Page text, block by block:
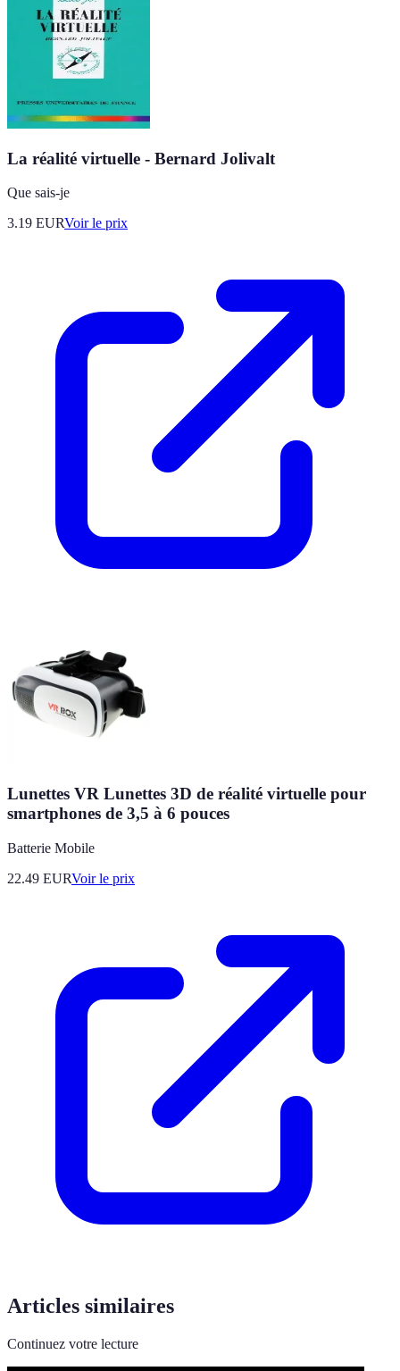
La réalité virtuelle - Bernard Jolivalt
Que sais-je
3.19 EURVoir le prix
Lunettes VR Lunettes 3D de réalité virtuelle pour
smartphones de 3,5 à 6 pouces
Batterie Mobile
22.49 EURVoir le prix
Articles similaires
Continuez votre lecture